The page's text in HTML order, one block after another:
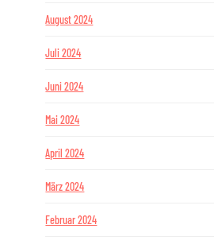
August 2024
Juli 2024
Juni 2024
Mai 2024
April 2024
März 2024
Februar 2024